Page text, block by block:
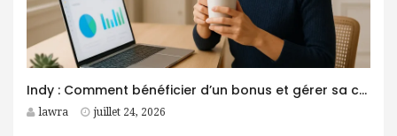
Indy : Comment bénéficier d’un bonus et gérer sa comptabilité plus facilement ?
lawra juillet 24, 2026